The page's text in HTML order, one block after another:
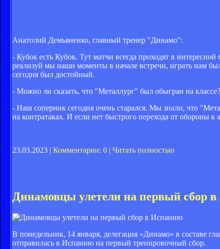
Анатолий Демьяненко, главный тренер "Динамо":
- Кубок есть Кубок. Тут матчи всегда проходят в
реализуй мы наши моменты в начале встречи, играть нам
сегодня был достойный.
- Можно ли сказать, что "Металлург" был обыгран на классе?
- Наш соперник сегодня очень старался. Мы знали, что
на контратаках. И если нет быстрого перехода от обороны
23.03.2023 | Комментарии: 0 | Читать полностью
Динамовцы улетели на первый сбор
В понедельник, 14 января, делегация «Динамо» в составе
отправилась в Испанию на первый тренировочный сбор.